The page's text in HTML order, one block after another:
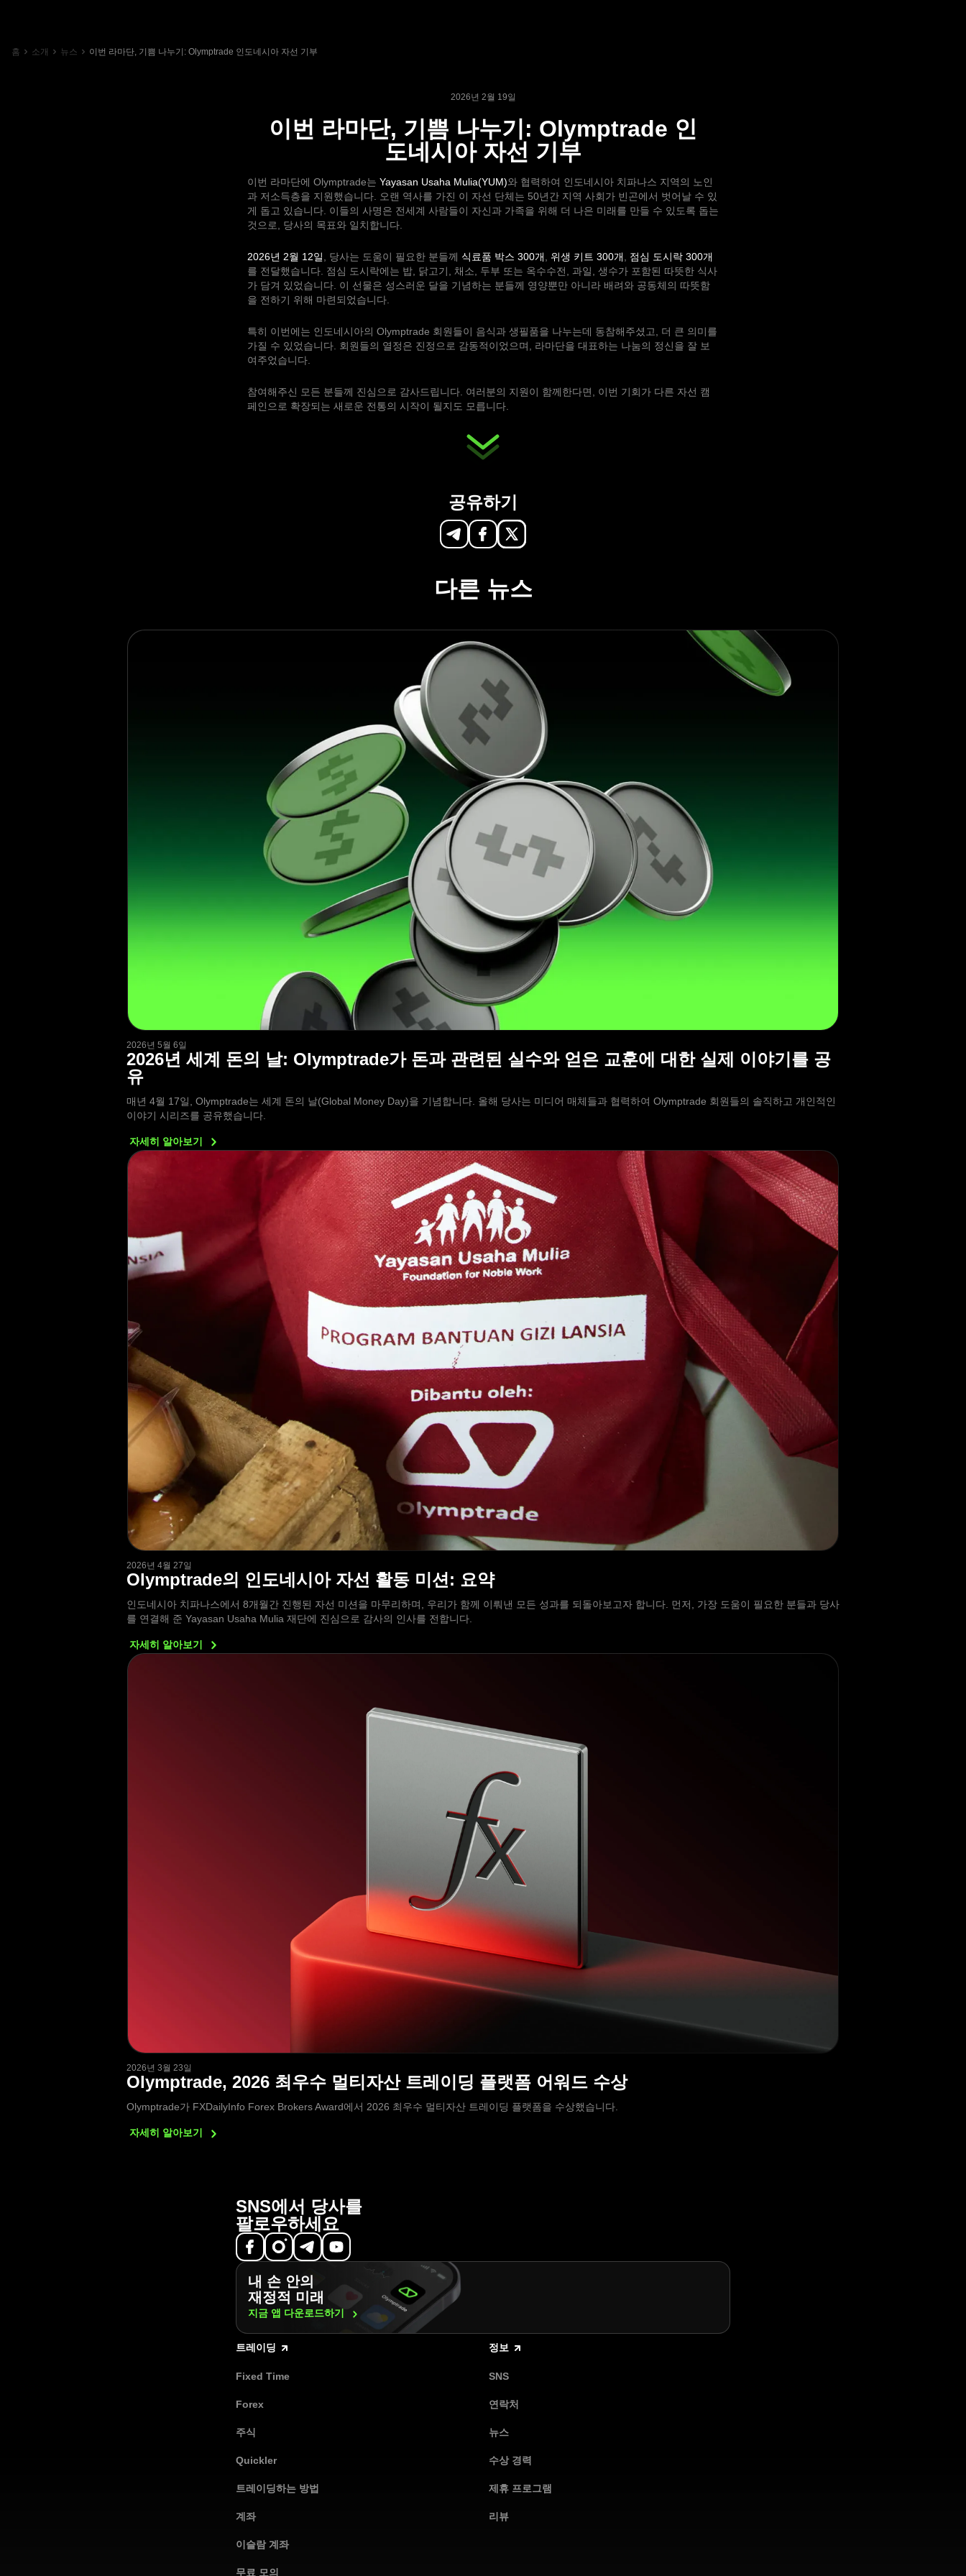
홈 소개 뉴스 이번 라마단, 기쁨 나누기: Olymptrade 인도네시아 자선 기부
2026년 2월 19일
이번 라마단, 기쁨 나누기: Olymptrade 인
도네시아 자선 기부
이번 라마단에 Olymptrade는 Yayasan Usaha Mulia(YUM)와 협력하여 인도네시아 치파나스 지역의 노인
과 저소득층을 지원했습니다. 오랜 역사를 가진 이 자선 단체는 50년간 지역 사회가 빈곤에서 벗어날 수 있
게 돕고 있습니다. 이들의 사명은 전세계 사람들이 자신과 가족을 위해 더 나은 미래를 만들 수 있도록 돕는
것으로, 당사의 목표와 일치합니다.
2026년 2월 12일 , 당사는 도움이 필요한 분들께 식료품 박스 300개 위생 키트 300개
점심 도시락 300개
를 전달했습니다. 점심 도시락에는 밥, 닭고기, 채소, 두부 또는 옥수수전, 과일, 생수가 포함된 따뜻한 식사
가 담겨 있었습니다. 이 선물은 성스러운 달을 기념하는 분들께 영양뿐만 아니라 배려와 공동체의 따뜻함
을 전하기 위해 마련되었습니다.
특히 이번에는 인도네시아의 Olymptrade 회원들이 음식과 생필품을 나누는데 동참해주셨고, 더 큰 의미를
가질 수 있었습니다. 회원들의 열정은 진정으로 감동적이었으며, 라마단을 대표하는 나눔의 정신을 잘 보
여주었습니다.
참여해주신 모든 분들께 진심으로 감사드립니다. 여러분의 지원이 함께한다면, 이번 기회가 다른 자선 캠
페인으로 확장되는 새로운 전통의 시작이 될지도 모릅니다.
공유하기
다른 뉴스
2026년 5월 6일
2026년 세계 돈의 날: Olymptrade가 돈과 관련된 실수와 얻은 교훈에 대한 실제 이야기를 공
유
매년 4월 17일, Olymptrade는 세계 돈의 날(Global Money Day)을 기념합니다. 올해 당사는 미디어 매체들과 협력하여 Olymptrade 회원들의 솔직하고 개인적인
이야기 시리즈를 공유했습니다.
자세히 알아보기
2026년 4월 27일
Olymptrade의 인도네시아 자선 활동 미션: 요약
인도네시아 치파나스에서 8개월간 진행된 자선 미션을 마무리하며, 우리가 함께 이뤄낸 모든 성과를 되돌아보고자 합니다. 먼저, 가장 도움이 필요한 분들과 당사
를 연결해 준 Yayasan Usaha Mulia 재단에 진심으로 감사의 인사를 전합니다.
자세히 알아보기
2026년 3월 23일
Olymptrade, 2026 최우수 멀티자산 트레이딩 플랫폼 어워드 수상
Olymptrade가 FXDailyInfo Forex Brokers Award에서 2026 최우수 멀티자산 트레이딩 플랫폼을 수상했습니다.
자세히 알아보기
SNS에서 당사를
팔로우하세요
내 손 안의
재정적 미래
지금 앱 다운로드하기
트레이딩
Fixed Time
Forex
주식
Quickler
트레이딩하는 방법
계좌
이슬람 계좌
무료 모의
정보
SNS
연락처
뉴스
수상 경력
제휴 프로그램
리뷰